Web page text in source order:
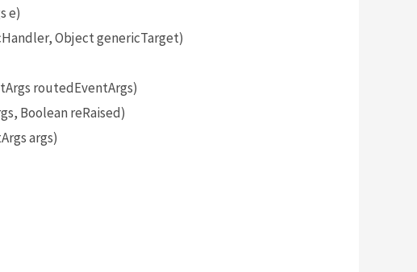
e)
Object genericTarget)
routedEventArgs)
Boolean reRaised)
args)